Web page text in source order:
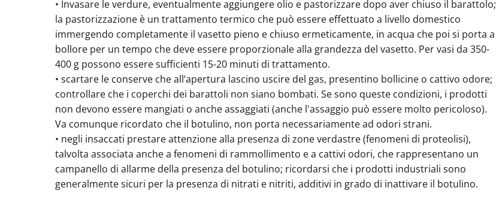
• Invasare le verdure, eventualmente aggiungere olio e pastorizzare dopo aver chiuso il barattolo;
la pastorizzazione è un trattamento termico che può essere effettuato a livello domestico
immergendo completamente il vasetto pieno e chiuso ermeticamente, in acqua che poi si porta a
bollore per un tempo che deve essere proporzionale alla grandezza del vasetto. Per vasi da 350-
400 g possono essere sufficienti 15-20 minuti di trattamento.
• scartare le conserve che all’apertura lascino uscire del gas, presentino bollicine o cattivo odore;
controllare che i coperchi dei barattoli non siano bombati. Se sono queste condizioni, i prodotti
non devono essere mangiati o anche assaggiati (anche l'assaggio può essere molto pericoloso).
Va comunque ricordato che il botulino, non porta necessariamente ad odori strani.
• negli insaccati prestare attenzione alla presenza di zone verdastre (fenomeni di proteolisi),
talvolta associata anche a fenomeni di rammollimento e a cattivi odori, che rappresentano un
campanello di allarme della presenza del botulino; ricordarsi che i prodotti industriali sono
generalmente sicuri per la presenza di nitrati e nitriti, additivi in grado di inattivare il botulino.